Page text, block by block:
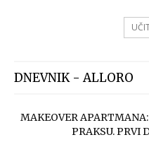
DNEVNIK - ALLORO
MAKEOVER
PRAKSU. PRVI